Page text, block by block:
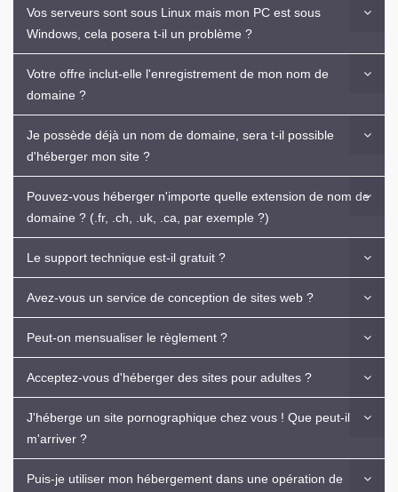
Vos serveurs sont sous Linux mais mon PC est sous
Windows, cela posera t-il un problème ?
Votre offre inclut-elle l'enregistrement de mon nom de
domaine ?
Je possède déjà un nom de domaine, sera t-il possible
d'héberger mon site ?
Pouvez-vous héberger n'importe quelle extension de nom de
domaine ? (.fr, .ch, .uk, .ca, par exemple ?)
Le support technique est-il gratuit ?
Avez-vous un service de conception de sites web ?
Peut-on mensualiser le règlement ?
Acceptez-vous d'héberger des sites pour adultes ?
J'héberge un site pornographique chez vous ! Que peut-il
m'arriver ?
Puis-je utiliser mon hébergement dans une opération de